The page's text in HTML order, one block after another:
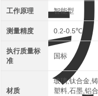
工作原理 智能型
测量精度 0.2-0.5℃
执行质量标
准
国标
材质
玻璃,钛合金,
塑料,石墨,铝